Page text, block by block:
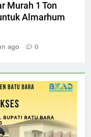
Murah 1 Ton
Almarhum
ago 0